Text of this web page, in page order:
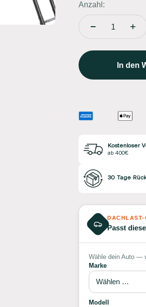
Anzahl:
In den
Kostenloser
ab 400€
30 Tage
DACHLAST-
Passt
Wähle dein Auto —
Marke
Modell